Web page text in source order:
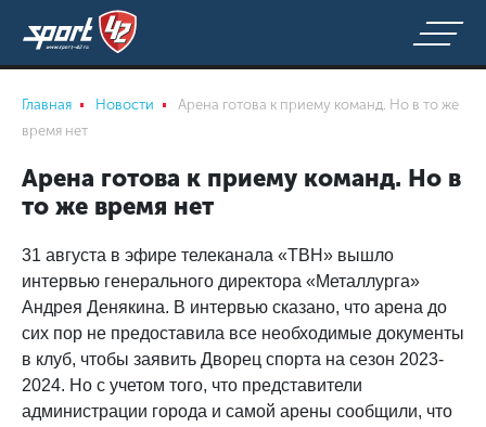
Главная Новости
Арена готова к приему команд. Но в то же
время нет
Арена готова к приему команд. Но в
то же время нет
31 августа в эфире телеканала «ТВН» вышло
интервью генерального директора «Металлурга»
Андрея Денякина. В интервью сказано, что арена до
сих пор не предоставила все необходимые документы
в клуб, чтобы заявить Дворец спорта на сезон 2023-
2024. Но с учетом того, что представители
администрации города и самой арены сообщили, что